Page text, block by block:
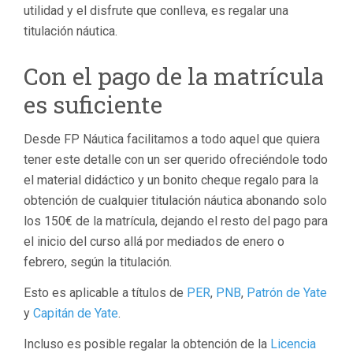
utilidad y el disfrute que conlleva, es regalar una
titulación náutica.
Con el pago de la matrícula
es suficiente
Desde FP Náutica facilitamos a todo aquel que quiera
tener este detalle con un ser querido ofreciéndole todo
el material didáctico y un bonito cheque regalo para la
obtención de cualquier titulación náutica abonando solo
los 150€ de la matrícula, dejando el resto del pago para
el inicio del curso allá por mediados de enero o
febrero, según la titulación.
Esto es aplicable a títulos de PER, PNB, Patrón de Yate
y Capitán de Yate.
Incluso es posible regalar la obtención de la Licencia